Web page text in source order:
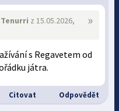
»
Tenurri z 15.05.2026,
s Regavetem od
játra.
Citovat Odpovědět